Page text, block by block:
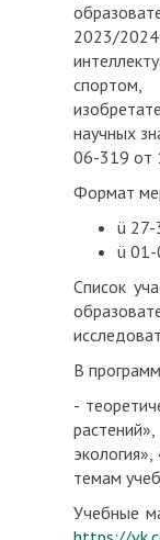
2023/
спортом,
научных
06-319 от
Формат
ü 27-
ü 01-
Список
В
-
темам
Учебные